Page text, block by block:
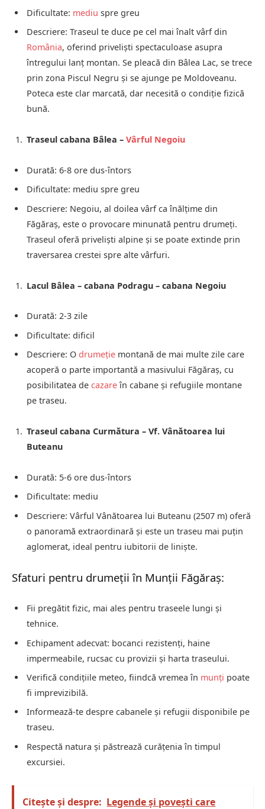
Dificultate: mediu spre greu
Descriere: Traseul te duce pe cel mai înalt vârf din
România, oferind priveliști spectaculoase asupra
întregului lanț montan. Se pleacă din Bâlea Lac, se trece
prin zona Piscul Negru și se ajunge pe Moldoveanu.
Poteca este clar marcată, dar necesită o condiție fizică
bună.
Traseul cabana Bâlea – Vârful Negoiu
Durată: 6-8 ore dus-întors
Dificultate: mediu spre greu
Descriere: Negoiu, al doilea vârf ca înălțime din
Făgăraș, este o provocare minunată pentru drumeți.
Traseul oferă priveliști alpine și se poate extinde prin
traversarea crestei spre alte vârfuri.
Lacul Bâlea – cabana Podragu – cabana Negoiu
Durată: 2-3 zile
Dificultate: dificil
Descriere: O drumeție montană de mai multe zile care
acoperă o parte importantă a masivului Făgăraș, cu
posibilitatea de cazareîn cabane și refugiile montane
pe traseu.
Traseul cabana Curmătura – Vf. Vânătoarea lui
Buteanu
Durată: 5-6 ore dus-întors
Dificultate: mediu
Descriere: Vârful Vânătoarea lui Buteanu (2507 m) oferă
o panoramă extraordinară și este un traseu mai puțin
aglomerat, ideal pentru iubitorii de liniște.
Sfaturi pentru drumeții în Munții Făgăraș:
Fii pregătit fizic, mai ales pentru traseele lungi și
tehnice.
Echipament adecvat: bocanci rezistenți, haine
impermeabile, rucsac cu provizii și harta traseului.
Verifică condițiile meteo, fiindcă vremea în munți poate
fi imprevizibilă.
Informează-te despre cabanele și refugii disponibile pe
traseu.
Respectă natura și păstrează curățenia în timpul
excursiei.
Citește și despre: Legende și povești care